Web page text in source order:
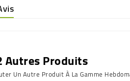
Autres Produits
Un Autre Produit À La Gamme